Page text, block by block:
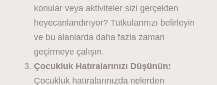
konular veya aktiviteler sizi gerçekten
heyecanlandırıyor? Tutkularınızı belirleyin
ve bu alanlarda daha fazla zaman
geçirmeye çalışın.
Çocukluk Hatıralarınızı Düşünün:
Çocukluk hatıralarınızda nelerden